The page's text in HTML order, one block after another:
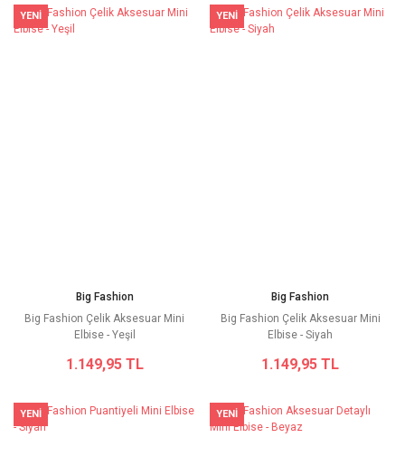
YENİ
Big Fashion
Big Fashion Çelik Aksesuar Mini
Elbise - Yeşil
1.149,95 TL
YENİ
Big Fashion
Big Fashion Çelik Aksesuar Mini
Elbise - Siyah
1.149,95 TL
YENİ YENİ